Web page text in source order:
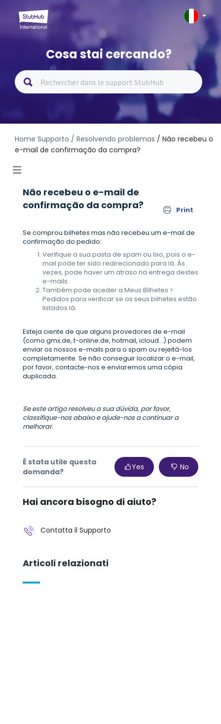
Cosa stai cercando?
Home Supporto / Resolvendo problemas / Não recebeu o
e-mail de confirmação da compra?
Não recebeu o e-mail de
confirmação da compra?
Print
Se comprou bilhetes mas não recebeu um e-mail de
confirmação do pedido:
Verifique a sua pasta de spam ou lixo, pois o e-
mail pode ter sido redirecionado para lá. Às
vezes, pode haver um atraso na entrega destes
e-mails.
Também pode aceder a Meus Bilhetes >
Pedidos para verificar se os seus bilhetes estão
listados lá.
Esteja ciente de que alguns provedores de e-mail
(como gmx.de, t-online.de, hotmail, icloud...) podem
enviar os nossos e-mails para o spam ou rejeitá-los
completamente. Se não conseguir localizar o e-mail,
por favor, contacte-nos e enviaremos uma cópia
duplicada.
Se este artigo resolveu a sua dúvida, por favor,
classifique-nos abaixo e ajude-nos a continuar a
melhorar.
È stata utile questa
domanda?
Yes No
Hai ancora bisogno di aiuto?
Contatta il Supporto
Articoli relazionati